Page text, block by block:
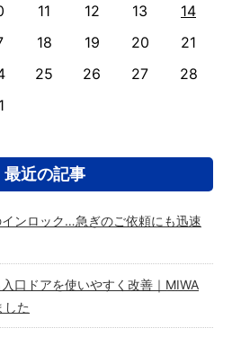
11 12 13
14
18 19 20
21
25 26 27
28
最近の記事
インロック…急ぎのご依頼にも迅速
入口ドアを使いやすく改善｜MIWA
した